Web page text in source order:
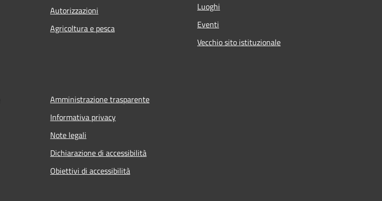
Autorizzazioni
Agricoltura e pesca
Luoghi
Eventi
Vecchio sito istituzionale
Amministrazione trasparente
Informativa privacy
Note legali
Dichiarazione di accessibilità
Obiettivi di accessibilità